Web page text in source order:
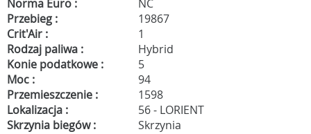
Norma Euro :
NC
Przebieg :
19867
Crit'Air :
1
Rodzaj paliwa :
Hybrid
Konie podatkowe :
5
Moc :
94
Przemieszczenie :
1598
Lokalizacja :
56 - LORIENT
Skrzynia biegów :
Skrzynia